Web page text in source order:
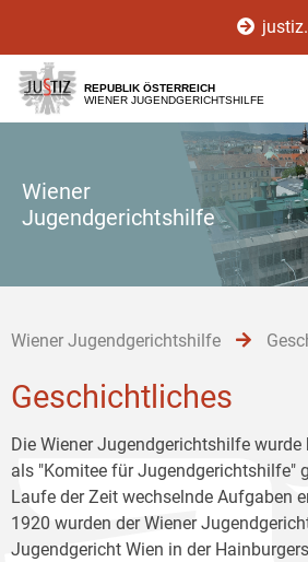
[1]
[2]
[3]
REPUBLIK ÖSTERREICH
WIENER JUGENDGERICHTSHILFE
Wiener
Jugendgerichtshilfe
Wiener Jugendgerichtshilfe
Geschichtliches
Die Wiener Jugendgerichtshilfe wurde
als "Komitee für Jugendgerichtshilfe"
Laufe der Zeit wechselnde Aufgaben
1920 wurden der Wiener
Jugendgericht Wien in der